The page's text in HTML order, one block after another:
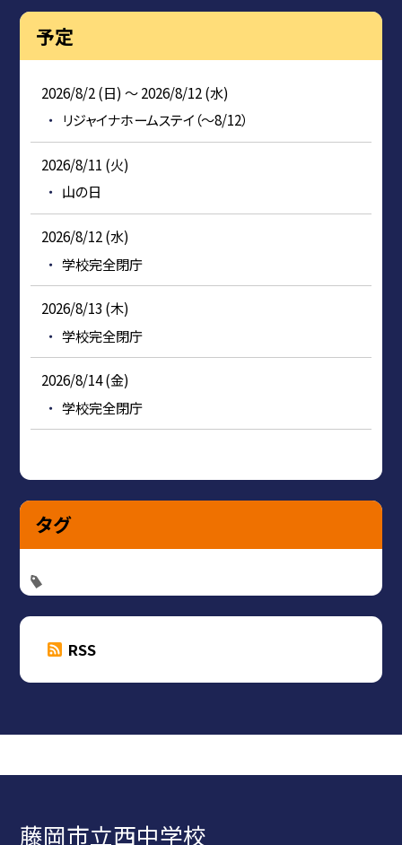
予定
2026/8/2 (日) ～ 2026/8/12 (水)
リジャイナホームステイ（～8/12）
2026/8/11 (火)
山の日
2026/8/12 (水)
学校完全閉庁
2026/8/13 (木)
学校完全閉庁
2026/8/14 (金)
学校完全閉庁
タグ
RSS
藤岡市立西中学校